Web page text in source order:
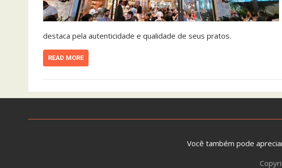
destaca pela autenticidade e qualidade de seus pratos.
READ MORE
Você também pode